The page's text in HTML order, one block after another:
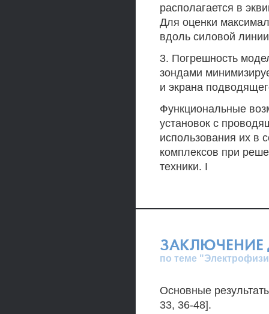
располагается в
Для оценки
вдоль силовой
3. Погрешность
зондами
и экрана
Функциональные
установок с
использования их в
комплексов при
техники. I
ЗАКЛЮЧЕНИЕ
по теме
Основные
33, 36-48].